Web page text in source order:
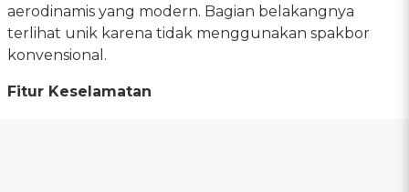
aerodinamis yang modern. Bagian belakangnya
terlihat unik karena tidak menggunakan spakbor
konvensional.
Fitur Keselamatan